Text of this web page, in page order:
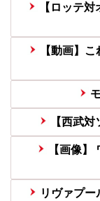
【ロッテ
【動画】
【西武
【画像
リヴァプ